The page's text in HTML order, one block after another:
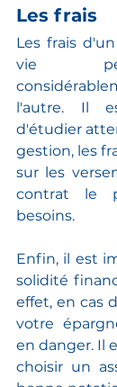
Les frais
Les frais
vie
l'autre. Il
d'étudier
gestion, les
sur les
contrat le
besoins.
Enfin, il est
solidité
effet, en cas
votre
en danger. Il
choisir un